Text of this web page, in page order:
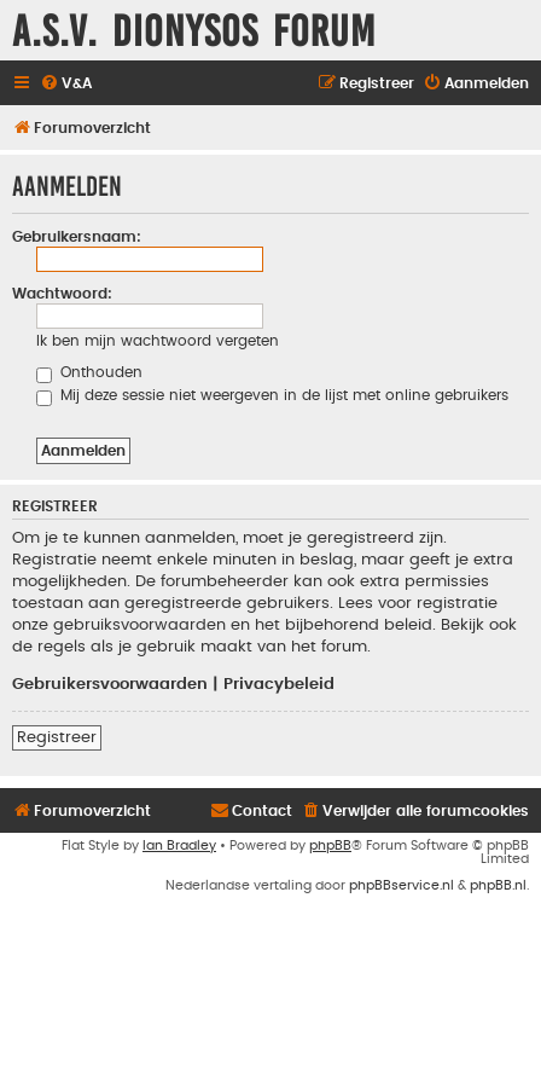
A.S.V. Dionysos Forum
V&A Aanmelden
Registreer
Forumoverzicht
Aanmelden
Gebruikersnaam:
Wachtwoord:
Ik ben mijn wachtwoord vergeten
Onthouden
Mij deze sessie niet weergeven in de lijst met online gebruikers
REGISTREER
Om je te kunnen aanmelden, moet je geregistreerd zijn.
Registratie neemt enkele minuten in beslag, maar geeft je extra
mogelijkheden. De forumbeheerder kan ook extra permissies
toestaan aan geregistreerde gebruikers. Lees voor registratie
onze gebruiksvoorwaarden en het bijbehorend beleid. Bekijk ook
de regels als je gebruik maakt van het forum.
Gebruikersvoorwaarden Privacybeleid
Registreer
Forumoverzicht Verwijder alle forumcookies
Contact
Flat Style by Ian Bradley • Powered by phpBB® Forum Software © phpBB
Limited
Nederlandse vertaling door phpBBservice.nl & phpBB.nl .